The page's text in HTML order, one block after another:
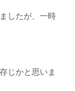
したが、一時
じかと思いま